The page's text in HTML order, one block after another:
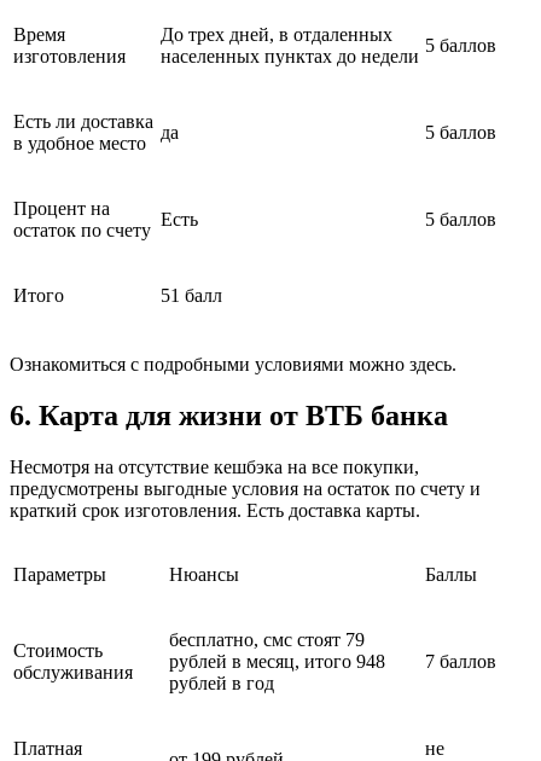
Время
изготовления
До трех дней, в отдаленных
населенных пунктах до недели
5 баллов
Есть ли доставка
в удобное место
да 5 баллов
Процент на
остаток по счету
Есть 5 баллов
Итого 51 балл
Ознакомиться с подробными условиями можно здесь.
6. Карта для жизни от ВТБ банка
Несмотря на отсутствие кешбэка на все покупки,
предусмотрены выгодные условия на остаток по счету и
краткий срок изготовления. Есть доставка карты.
Параметры Нюансы Баллы
Стоимость
обслуживания
бесплатно, смс стоят 79
рублей в месяц, итого 948
рублей в год
7 баллов
Платная
не